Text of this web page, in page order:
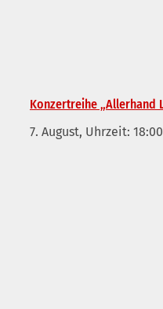
Konzertreihe „Allerhand
7. August, Uhrzeit: 18:00